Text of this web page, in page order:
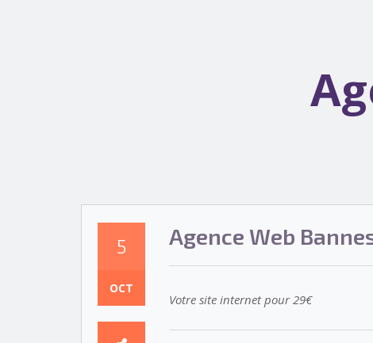
5
OCT
Agence Web
Votre site internet pour 29€